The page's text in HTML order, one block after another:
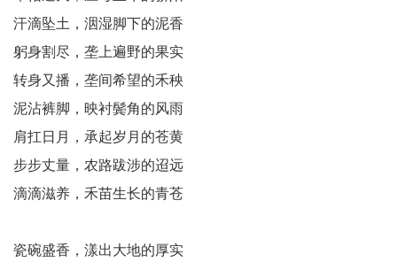
国
银
龄
信
国
汗滴坠土，洇湿脚下的泥香
躬身割尽，垄上遍野的果实
转身又播，垄间希望的禾秧
泥沾裤脚，映衬鬓角的风雨
肩扛日月，承起岁月的苍黄
步步丈量，农路跋涉的迢远
滴滴滋养，禾苗生长的青苍
瓷碗盛香，漾出大地的厚实